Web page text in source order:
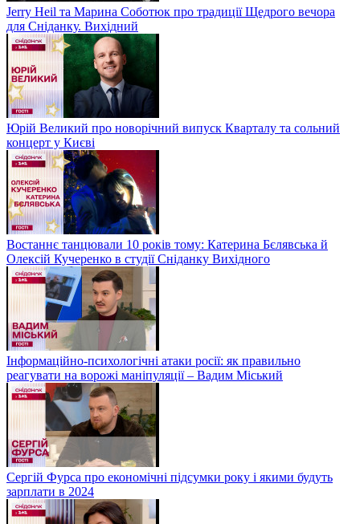
Jerry Heil та Марина Соботюк про традиції Щедрого вечора
для Сніданку. Вихідний
Юрій Великий про новорічний випуск Кварталу та сольний
концерт у Києві
Востаннє танцювали 10 років тому: Катерина Бєлявська й
Олексій Кучеренко в студії Сніданку Вихідного
Інформаційно-психологічні атаки росії: як правильно
реагувати на ворожі маніпуляції – Вадим Міський
Сергій Фурса про економічні підсумки року і якими будуть
зарплати в 2024